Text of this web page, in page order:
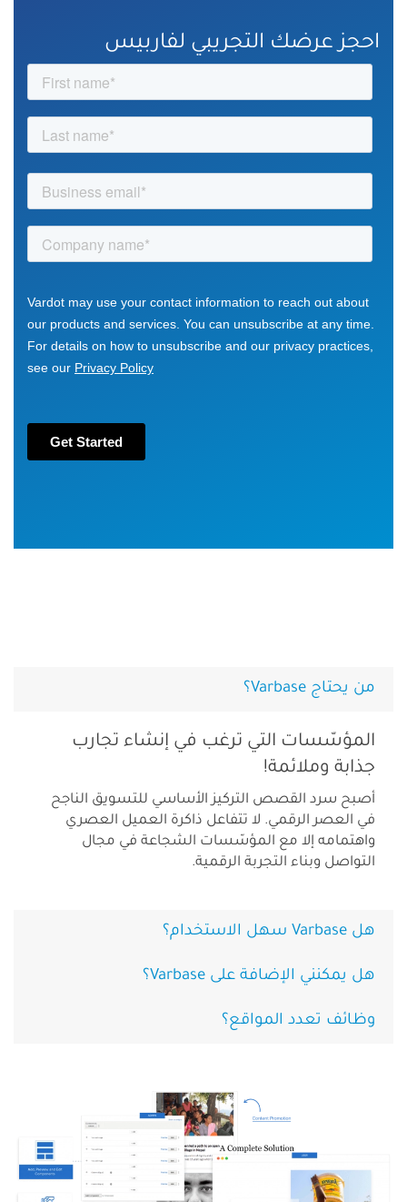
احجز عرضك التجريبي لفاربيس
من يحتاج Varbase؟
المؤسّسات التي ترغب في إنشاء تجارب
جذابة وملائمة!
أصبح سرد القصص التركيز الأساسي للتسويق الناجح
في العصر الرقمي. لا تتفاعل ذاكرة العميل العصري
واهتمامه إلا مع المؤسّسات الشجاعة في مجال
التواصل وبناء التجربة الرقمية.
هل Varbase سهل الاستخدام؟
هل يمكنني الإضافة على Varbase؟
وظائف تعدد المواقع؟